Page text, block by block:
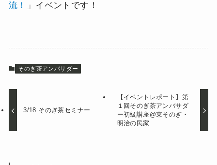
流！
」イベントです！
そのぎ茶アンバサダー
3/18 そのぎ茶セミナー
【イベントレポート】第
１回そのぎ茶アンバサダ
ー初級講座@東そのぎ・
明治の民家